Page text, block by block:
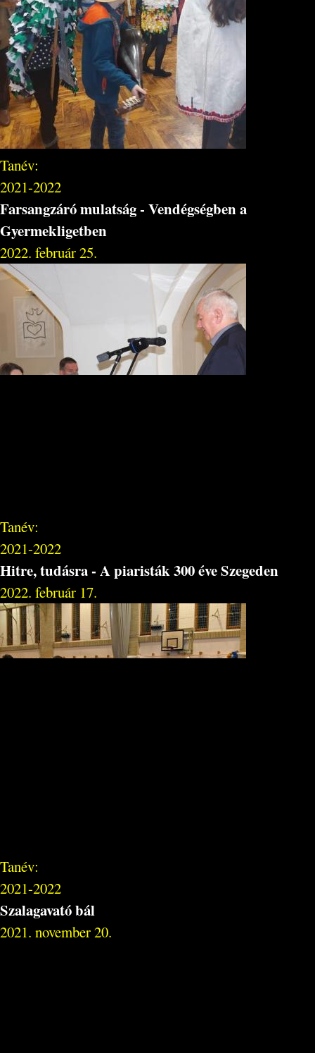
Tanév:
2021-2022
Farsangzáró mulatság - Vendégségben a
Gyermekligetben
2022. február 25.
Tanév:
2021-2022
Hitre, tudásra - A piaristák 300 éve Szegeden
2022. február 17.
Tanév:
2021-2022
Szalagavató bál
2021. november 20.